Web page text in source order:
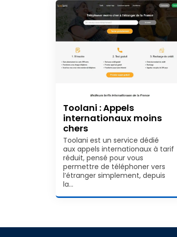
Toolani : Appels
internationaux moins
chers
Toolani est un service dédié
aux appels internationaux à tarif
réduit, pensé pour vous
permettre de téléphoner vers
l’étranger simplement, depuis
la…